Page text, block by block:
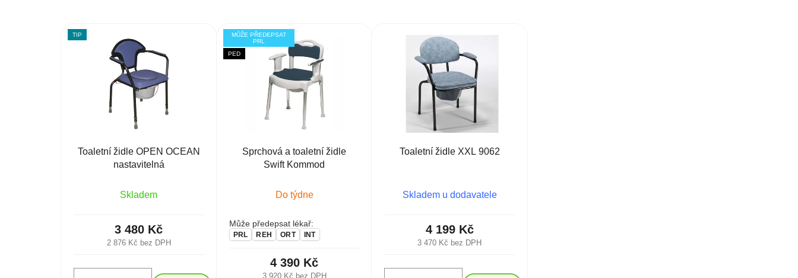
TIP
Toaletní židle OPEN OCEAN
nastavitelná
Skladem
2 876 Kč bez DPH
3 480 Kč
MŮŽE PŘEDEPSAT
PRL
PED
Sprchová a toaletní židle
Swift Kommod
Do týdne
Může předepsat lékař:
PRL REH ORT INT
3 920 Kč bez DPH
4 390 Kč
Toaletní židle XXL 9062
Skladem u dodavatele
3 470 Kč bez DPH
4 199 Kč